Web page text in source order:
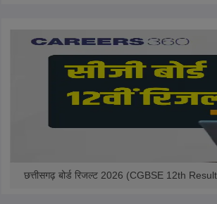
छत्तीसगढ़ बोर्ड रिजल्ट 2026 (CGBSE 12th